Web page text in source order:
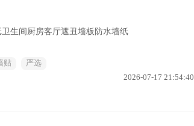
生间厨房客厅遮丑墙板防水墙纸
贴
严选
2026-07-17 21:54:40